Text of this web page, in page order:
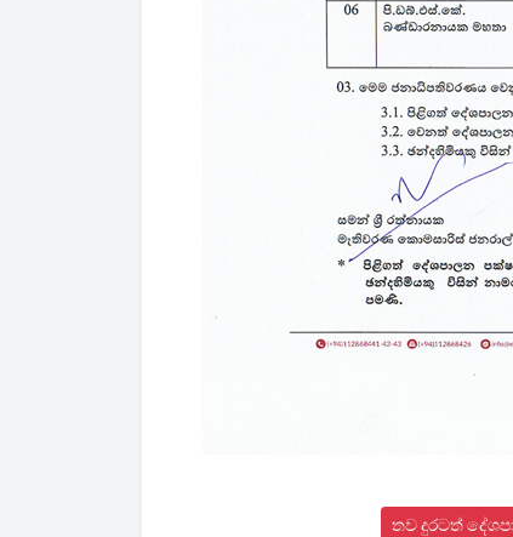
තව දුරටත්